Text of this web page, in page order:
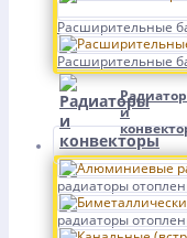
Расширительные
Расширительные
и
радиаторы
радиаторы